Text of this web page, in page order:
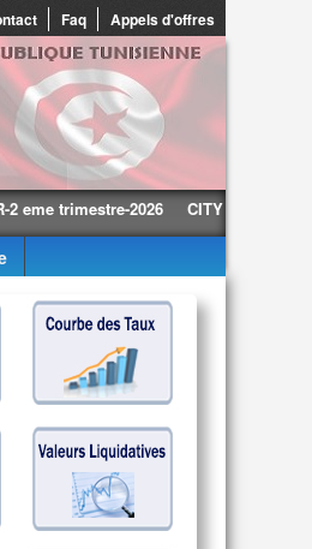
Faq Appels d'offres
trimestre-2026 CITY CARS-2 eme